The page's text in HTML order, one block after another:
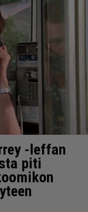
-leffan
piti